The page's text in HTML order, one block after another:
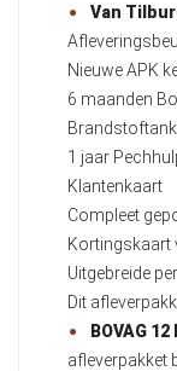
Van
Nieuwe APK
6 maanden
1 jaar
Klantenkaart
Compleet
Kortingskaart
Uitgebreide
Dit
BOVAG
afleverpakket